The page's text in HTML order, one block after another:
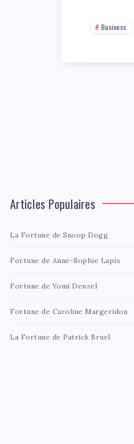
Business
Articles Populaires
La Fortune de Snoop Dogg
Fortune de Anne-Sophie Lapix
Fortune de Yomi Denzel
Fortune de Caroline Margeridon
La Fortune de Patrick Bruel